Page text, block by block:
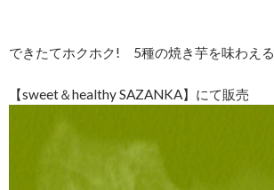
できたてホクホク! 5種の焼き芋を味わえる
【sweet＆healthy SAZANKA】にて販売